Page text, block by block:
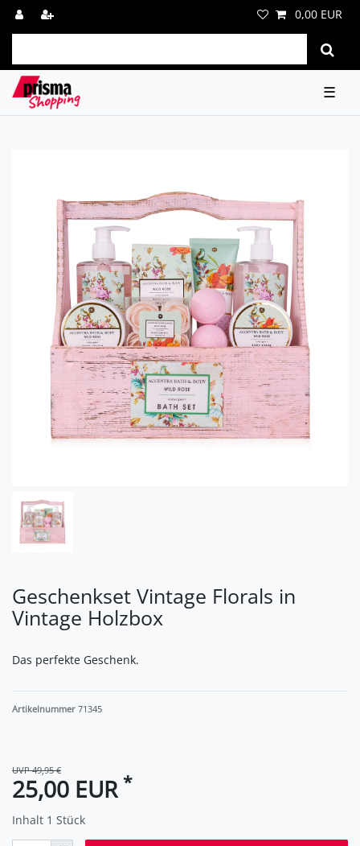
0,00 EUR
☰
Geschenkset Vintage Florals in
Vintage Holzbox
Das perfekte Geschenk.
Artikelnummer 71345
UVP 49,95 €
25,00 EUR *
Inhalt 1 Stück